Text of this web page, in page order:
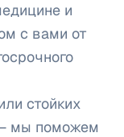
и
с вами от
стойких
мы поможем